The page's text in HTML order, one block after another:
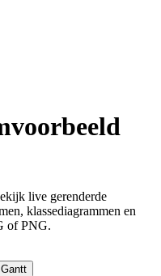
live gerenderde
klassediagrammen en
of PNG.
Gantt